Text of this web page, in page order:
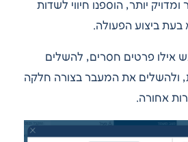
ומדויק יותר, הוספנו חיווי לשדות
ביצוע הפעולה.
אילו פרטים חסרים, להשלים
ולהשלים את המעבר בצורה חלקה
אחורה.